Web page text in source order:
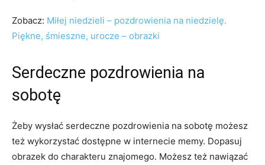
Zobacz: Miłej niedzieli – pozdrowienia na niedzielę.
Piękne, śmieszne, urocze – obrazki
Serdeczne pozdrowienia na
sobotę
Żeby wysłać serdeczne pozdrowienia na sobotę możesz
też wykorzystać dostępne w internecie memy. Dopasuj
obrazek do charakteru znajomego. Możesz też nawiązać